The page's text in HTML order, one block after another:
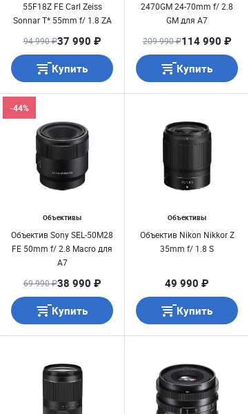
55F18Z FE Carl Zeiss
Sonnar T* 55mm f/ 1.8 ZA
94 990 ₽37 990 ₽
Купить
2470GM 24-70mm f/ 2.8
GM для A7
209 990 ₽114 990 ₽
Купить
Объективы
Объектив Sony SEL-50М28
FE 50mm f/ 2.8 Macro для
А7
-44%
69 990 ₽38 990 ₽
Купить
Объективы
Объектив Nikon Nikkor Z
35mm f/ 1.8 S
49 990 ₽
Купить